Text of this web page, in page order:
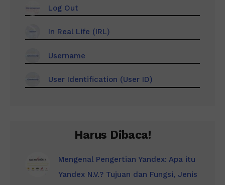
Log Out
In Real Life (IRL)
Username
User Identification (User ID)
Harus Dibaca!
Mengenal Pengertian Yandex: Apa itu
Yandex N.V.? Tujuan dan Fungsi, Jenis